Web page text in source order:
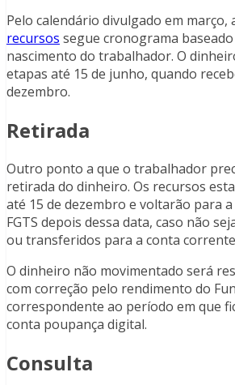
Pelo calendário divulgado em março,
recursos segue cronograma
nascimento do trabalhador. O
etapas até 15 de junho, quando
dezembro.
Retirada
Outro ponto a que o trabalhador
retirada do dinheiro. Os recursos
até 15 de dezembro e voltarão para
FGTS depois dessa data, caso não
ou transferidos para a conta
O dinheiro não movimentado será
com correção pelo rendimento do
correspondente ao período em que
conta poupança digital.
Consulta